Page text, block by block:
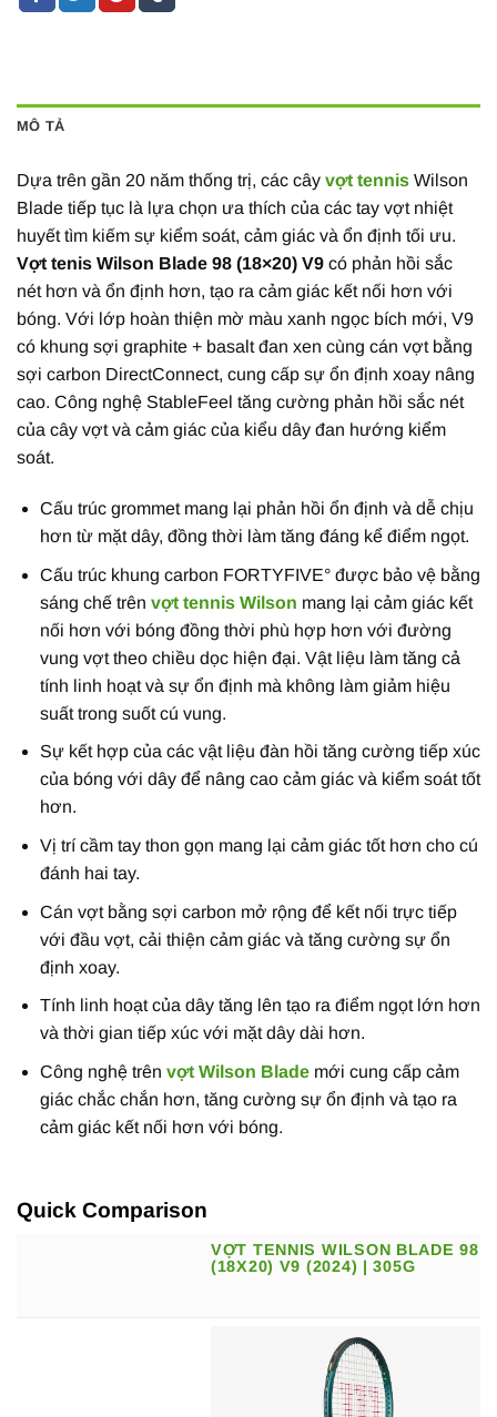
MÔ TẢ
Dựa trên gần 20 năm thống trị, các cây vợt tennis Wilson
Blade tiếp tục là lựa chọn ưa thích của các tay vợt nhiệt
huyết tìm kiếm sự kiểm soát, cảm giác và ổn định tối ưu.
Vợt tenis Wilson Blade 98 (18×20) V9 có phản hồi sắc
nét hơn và ổn định hơn, tạo ra cảm giác kết nối hơn với
bóng. Với lớp hoàn thiện mờ màu xanh ngọc bích mới, V9
có khung sợi graphite + basalt đan xen cùng cán vợt bằng
sợi carbon DirectConnect, cung cấp sự ổn định xoay nâng
cao. Công nghệ StableFeel tăng cường phản hồi sắc nét
của cây vợt và cảm giác của kiểu dây đan hướng kiểm
soát.
Cấu trúc grommet mang lại phản hồi ổn định và dễ chịu
hơn từ mặt dây, đồng thời làm tăng đáng kể điểm ngọt.
Cấu trúc khung carbon FORTYFIVE° được bảo vệ bằng
sáng chế trên vợt tennis Wilson mang lại cảm giác kết
nối hơn với bóng đồng thời phù hợp hơn với đường
vung vợt theo chiều dọc hiện đại. Vật liệu làm tăng cả
tính linh hoạt và sự ổn định mà không làm giảm hiệu
suất trong suốt cú vung.
Sự kết hợp của các vật liệu đàn hồi tăng cường tiếp xúc
của bóng với dây để nâng cao cảm giác và kiểm soát tốt
hơn.
Vị trí cầm tay thon gọn mang lại cảm giác tốt hơn cho cú
đánh hai tay.
Cán vợt bằng sợi carbon mở rộng để kết nối trực tiếp
với đầu vợt, cải thiện cảm giác và tăng cường sự ổn
định xoay.
Tính linh hoạt của dây tăng lên tạo ra điểm ngọt lớn hơn
và thời gian tiếp xúc với mặt dây dài hơn.
Công nghệ trên vợt Wilson Blademới cung cấp cảm
giác chắc chắn hơn, tăng cường sự ổn định và tạo ra
cảm giác kết nối hơn với bóng.
Quick Comparison
VỢT TENNIS WILSON BLADE 98
(18X20) V9 (2024) | 305G